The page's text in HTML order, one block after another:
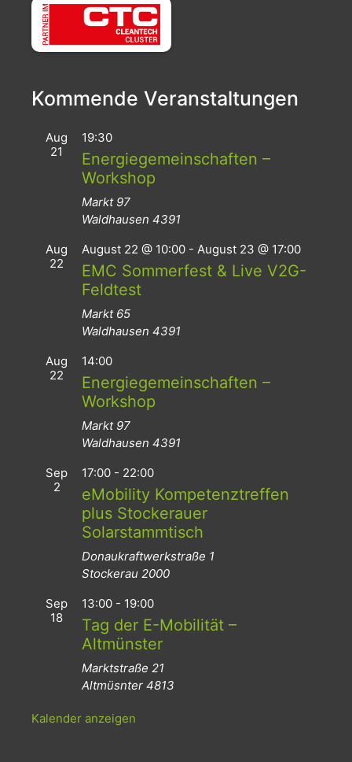
Kommende Veranstaltungen
Aug
21
19:30
Energiegemeinschaften –
Workshop
Markt 97
Waldhausen 4391
Aug
22
August 22 @ 10:00 - August 23 @ 17:00
EMC Sommerfest & Live V2G-
Feldtest
Markt 65
Waldhausen 4391
Aug
22
14:00
Energiegemeinschaften –
Workshop
Markt 97
Waldhausen 4391
Sep
2
17:00 - 22:00
eMobility Kompetenztreffen
plus Stockerauer
Solarstammtisch
Donaukraftwerkstraße 1
Stockerau 2000
Sep
18
13:00 - 19:00
Tag der E-Mobilität –
Altmünster
Marktstraße 21
Altmüsnter 4813
Kalender anzeigen